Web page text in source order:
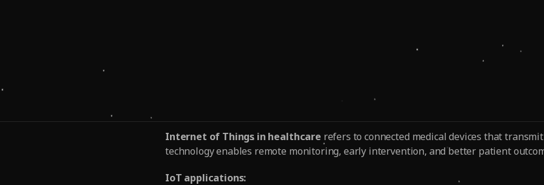
Internet of Things in healthcare refers to connected medical devices that
technology enables remote monitoring, early intervention, and better patient
IoT applications: